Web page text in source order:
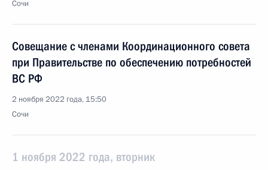
Сочи
Совещание с членами Координационного совета
при Правительстве по обеспечению потребностей
ВС РФ
2 ноября 2022 года, 15:50
Сочи
1 ноября 2022 года, вторник